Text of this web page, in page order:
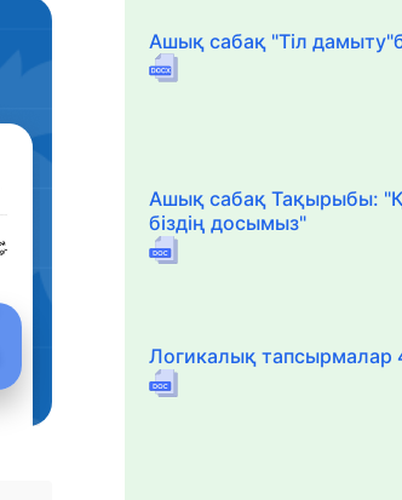
Ашық сабақ "Тіл
Ашық сабақ Тақырыбы:
біздің досымыз"
Логикалық тапсырмалар